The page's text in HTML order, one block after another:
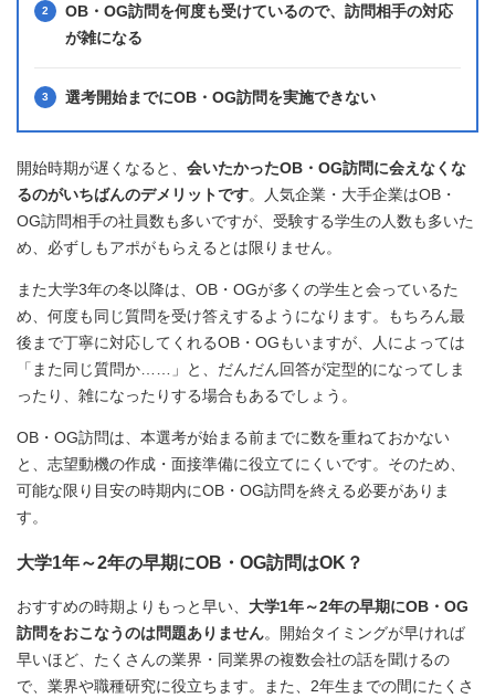
OB・OG訪問を何度も受けているので、訪問相手の対応
が雑になる
選考開始までにOB・OG訪問を実施できない
開始時期が遅くなると、 会いたかったOB・OG訪問に会えなくな
るのがいちばんのデメリットです。人気企業・大手企業はOB・
OG訪問相手の社員数も多いですが、受験する学生の人数も多いた
め、必ずしもアポがもらえるとは限りません。
また大学3年の冬以降は、OB・OGが多くの学生と会っているた
め、何度も同じ質問を受け答えするようになります。もちろん最
後まで丁寧に対応してくれるOB・OGもいますが、人によっては
「また同じ質問か……」と、だんだん回答が定型的になってしま
ったり、雑になったりする場合もあるでしょう。
OB・OG訪問は、本選考が始まる前までに数を重ねておかない
と、志望動機の作成・面接準備に役立てにくいです。そのため、
可能な限り目安の時期内にOB・OG訪問を終える必要がありま
す。
大学1年～2年の早期にOB・OG訪問はOK？
おすすめの時期よりもっと早い、 大学1年～2年の早期にOB・OG
訪問をおこなうのは問題ありません。開始タイミングが早ければ
早いほど、たくさんの業界・同業界の複数会社の話を聞けるの
で、業界や職種研究に役立ちます。また、2年生までの間にたくさ